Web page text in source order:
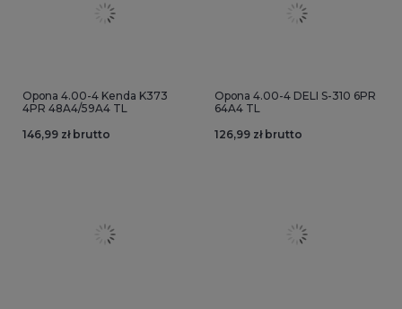
Opona 4.00-4 Kenda K373
4PR 48A4/59A4 TL
146,99 zł brutto
Opona 4.00-4 DELI S-310 6PR
64A4 TL
126,99 zł brutto